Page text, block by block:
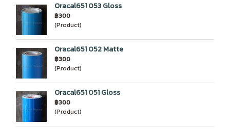
Oracal651 053 Gloss
฿300
(Product)
Oracal651 052 Matte
฿300
(Product)
Oracal651 051 Gloss
฿300
(Product)